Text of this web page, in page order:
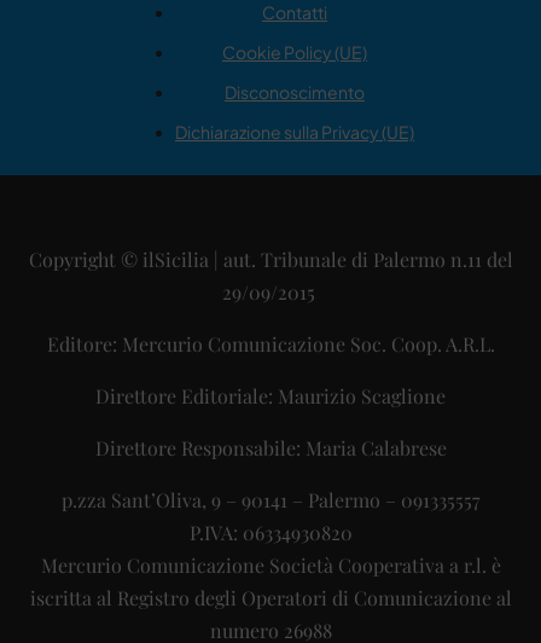
Contatti
Cookie Policy (UE)
Disconoscimento
Dichiarazione sulla Privacy (UE)
Copyright © ilSicilia | aut. Tribunale di Palermo n.11 del
29/09/2015
Editore: Mercurio Comunicazione Soc. Coop. A.R.L.
Direttore Editoriale: Maurizio Scaglione
Direttore Responsabile: Maria Calabrese
p.zza Sant’Oliva, 9 – 90141 – Palermo – 091335557
P.IVA: 06334930820
Mercurio Comunicazione Società Cooperativa a r.l. è
iscritta al Registro degli Operatori di Comunicazione al
numero 26988